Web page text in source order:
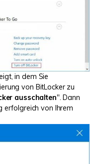
in dem Sie
von BitLocker zu
ausschalten". Dann
erfolgreich von Ihrem